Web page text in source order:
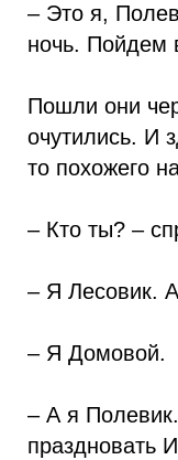
– Это я,
ночь. Пойдем
Пошли они
очутились. И
то похожего
– Кто ты? –
– Я Лесовик.
– Я Домовой.
– А я
праздновать